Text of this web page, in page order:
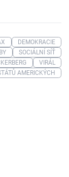
DEMOKRACIE
SOCIÁLNÍ SÍŤ
VIRÁL
AMERICKÝCH